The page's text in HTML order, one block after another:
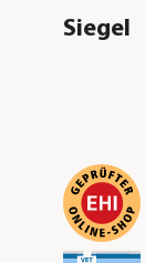
Siegel